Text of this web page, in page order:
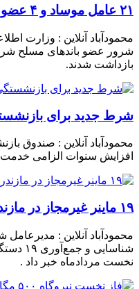
۲۱ عامل موساد و ۴ عضو باند‌های مسلح بازداشت شدند
شرور عضو باند‌های مسلح
بازداشت شدند.
شرط جدید برای
محمودآباد آنلاین : صندوق
افزایش سنوات الزامی خدمت
۱۹ ماینر غیرمجاز در مازندران از مدار خارج شد
محمودآباد آنلاین :
نخست مردادماه خبر داد .